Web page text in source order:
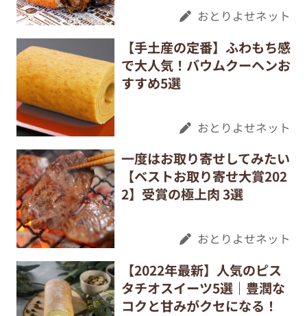
おとりよせネット
【手土産の定番】ふわもち感
で大人気！バウムクーヘンお
すすめ5選
おとりよせネット
一度はお取り寄せしてみたい
【ベストお取り寄せ大賞202
2】受賞の極上肉 3選
おとりよせネット
【2022年最新】人気のピス
タチオスイーツ5選｜豊潤な
コクと甘みがクセになる！